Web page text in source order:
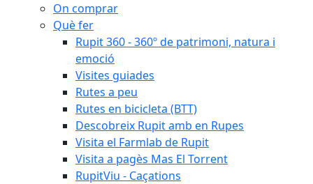
On comprar
Què fer
Rupit 360 - 360º de patrimoni, natura i
emoció
Visites guiades
Rutes a peu
Rutes en bicicleta (BTT)
Descobreix Rupit amb en Rupes
Visita el Farmlab de Rupit
Visita a pagès Mas El Torrent
RupitViu - Caçations